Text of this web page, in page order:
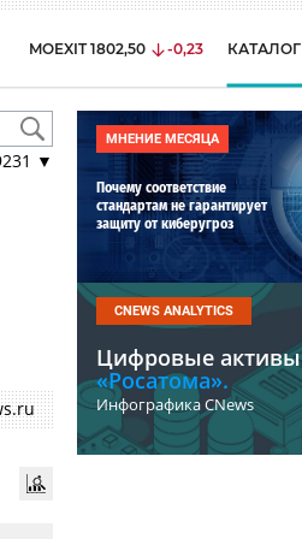
MOEXIT 1802,50 -0,23 КАТАЛОГ
▼
МНЕНИЕ МЕСЯЦА
Почему соответствие
стандартам не гарантирует
защиту от киберугроз
CNEWS ANALYTICS
Цифровые активы
«Росатома».
Инфографика CNews